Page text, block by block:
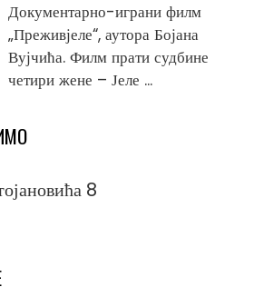
Документарно-играни филм
„Преживјеле“, аутора Бојана
Вујчића. Филм прати судбине
четири жене – Јеле ...
8